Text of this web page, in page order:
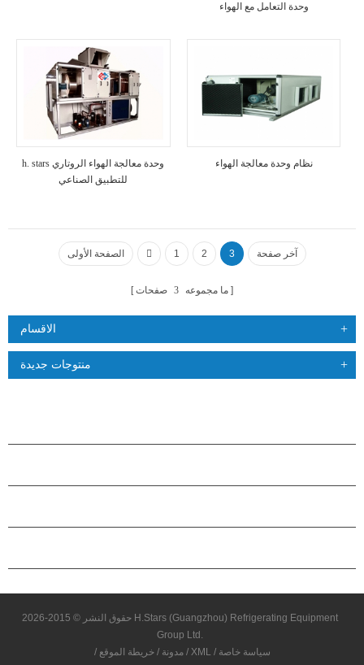
وحدة التعامل مع الهواء
h. stars وحدة معالجة الهواء الروتاري
للتطبيق الصناعي
نظام وحدة معالجة الهواء
الصفحة الأولى 1 2 3 آخر صفحة
ما مجموعه 3 صفحات
الاقسام
منتوجات جديدة
حقوق النشر © 2015-2026 H.Stars (Guangzhou) Refrigerating Equipment
Group Ltd.
/
مدونة /خريطة الموقع / XML / سياسة خاصة